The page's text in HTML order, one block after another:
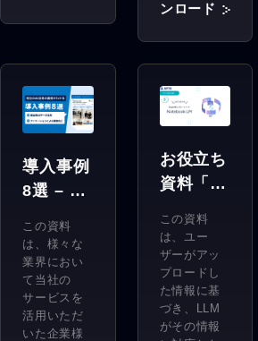
ンロード
導入事例
8選 – 高
データ収
集、アノ
テーショ
ンによる
精度向上
この資料
は、様々な
業界におい
て当社の
サービスを
活用いただ
いた企業様
お役立ち
資料「3
る
Noteboo
k LM」
この資料
は、ユー
ザーがアッ
プロードし
た情報に基
づき、LLM
がその情報